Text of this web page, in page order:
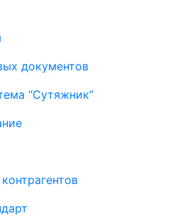
документов
“Сутяжник”